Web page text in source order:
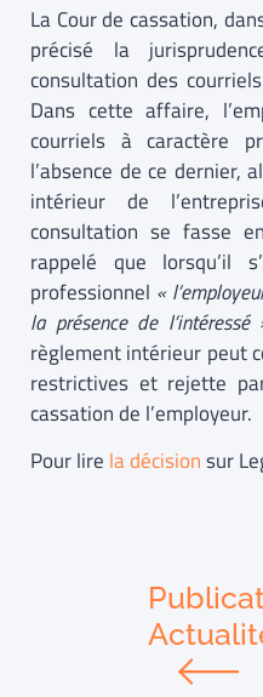
La Cour de cassation,
précisé la
consultation des
Dans cette affaire,
courriels à caractère
l’absence de ce dernier,
intérieur de
consultation se fasse
rappelé que lorsqu’il
professionnel «
la présence de l’intéressé
règlement intérieur peut
restrictives et rejette
cassation de l’employeur.
Pour lire la décisionsur